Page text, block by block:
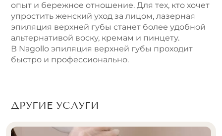
опыт и бережное отношение. Для тех, кто хочет
упростить женский уход за лицом, лазерная
эпиляция верхней губы станет более удобной
альтернативой воску, кремам и пинцету.
В Nagollo эпиляция верхней губы проходит
быстро и профессионально.
ДРУГИЕ УСЛУГИ